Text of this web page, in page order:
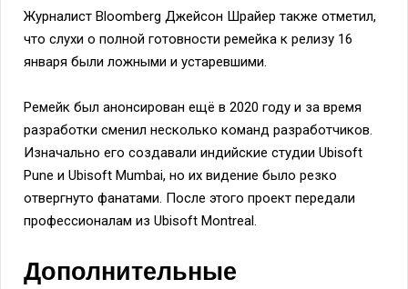
Журналист Bloomberg Джейсон Шрайер также отметил,
что слухи о полной готовности ремейка к релизу 16
января были ложными и устаревшими.
Ремейк был анонсирован ещё в 2020 году и за время
разработки сменил несколько команд разработчиков.
Изначально его создавали индийские студии Ubisoft
Pune и Ubisoft Mumbai, но их видение было резко
отвергнуто фанатами. После этого проект передали
профессионалам из Ubisoft Montreal.
Дополнительные